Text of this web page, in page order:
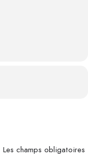
Les champs obligatoires